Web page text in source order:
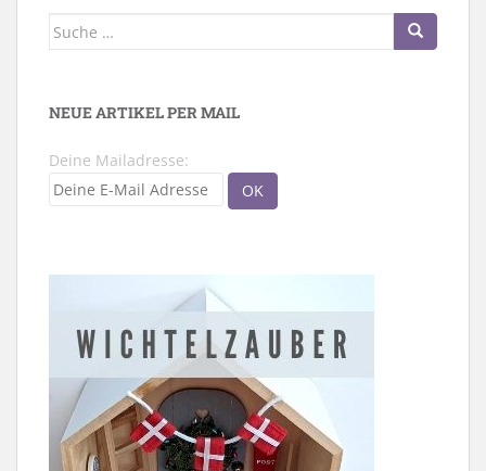
Suche
NEUE ARTIKEL PER MAIL
Deine Mailadresse: